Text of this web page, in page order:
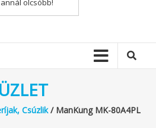
olcsóbb!
ÜZLET
Csúzlik/ ManKung MK-80A4PL